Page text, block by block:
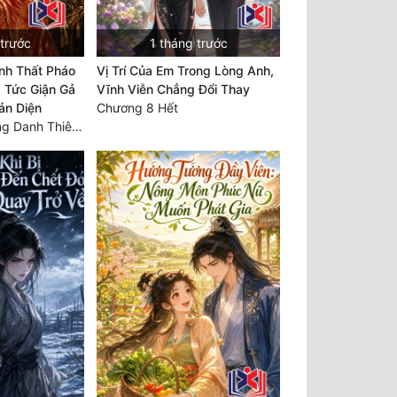
Thất Pháo
Giận Gả
Diện
Chương 400: Vang Danh Thiên Hạ (Hết)
1 tháng trước
Vị Trí Của Em Trong Lòng Anh,
Vĩnh Viễn Chẳng Đổi Thay
Chương 8 Hết